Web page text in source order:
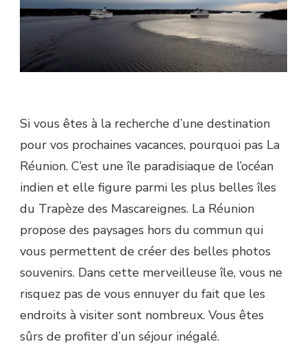
Si vous êtes à la recherche d’une destination
pour vos prochaines vacances, pourquoi pas La
Réunion. C’est une île paradisiaque de l’océan
indien et elle figure parmi les plus belles îles
du Trapèze des Mascareignes. La Réunion
propose des paysages hors du commun qui
vous permettent de créer des belles photos
souvenirs. Dans cette merveilleuse île, vous ne
risquez pas de vous ennuyer du fait que les
endroits à visiter sont nombreux. Vous êtes
sûrs de profiter d’un séjour inégalé.